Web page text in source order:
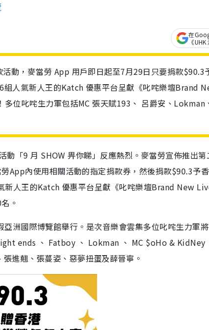
在
《UHK
動，麥當勞 App 用戶即日起至7月29日只要捐款$90.3
人氣新人王的Katch 優惠平台呈獻《叱咤樂壇Brand
多位叱咤生力軍包括MC 張天賦193、 呂爵安、Lokman
動「9 月 SHOW 畀你睇」反應熱烈。麥當勞宣佈推出
App內使用相關活動的指定捐款券，然後捐款$90.3予
新人王的Katch 優惠平台呈獻《叱咤樂壇Brand New
。
洲國際博覽館舉行。是次音樂會雲集多位叱咤生力軍
ends 、 Fatboy 、 Lokman 、 MC $oHo & KidNey
進翹、張蔓姿、惡夢扭蛋及薛晉寧。